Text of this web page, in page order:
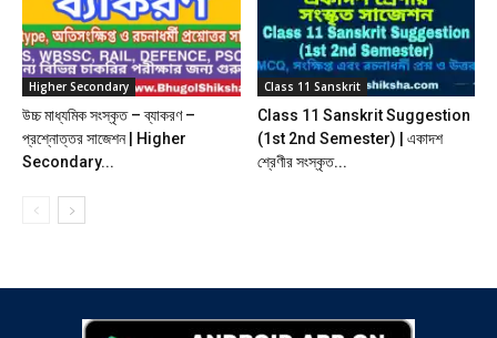
Higher Secondary
উচ্চ মাধ্যমিক সংস্কৃত – ব্যাকরণ –
প্রশ্নোত্তর সাজেশন | Higher
Secondary...
Class 11 Sanskrit
Class 11 Sanskrit Suggestion
(1st 2nd Semester) | একাদশ
শ্রেণীর সংস্কৃত...